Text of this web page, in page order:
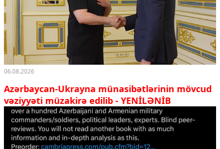
06.08.2026
Azərbaycan-Ukrayna münasibətlərinin mövcud
vəziyyəti müzakirə edilib - YENİLƏNİB